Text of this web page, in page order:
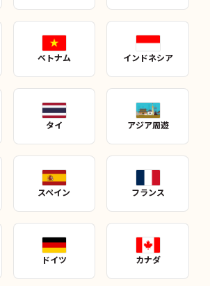
ベトナム インドネシア
タイ アジア周遊
スペイン フランス
ドイツ カナダ